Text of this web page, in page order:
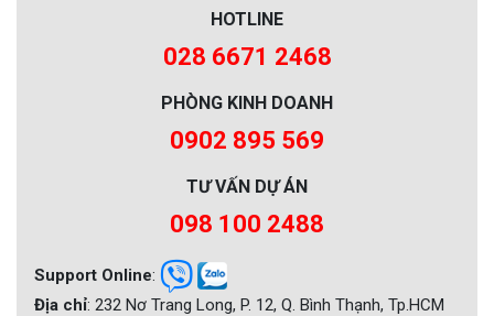
HOTLINE
028 6671 2468
PHÒNG KINH DOANH
0902 895 569
TƯ VẤN DỰ ÁN
098 100 2488
Support Online:
Địa chỉ: 232 Nơ Trang Long, P. 12, Q. Bình Thạnh, Tp.HCM